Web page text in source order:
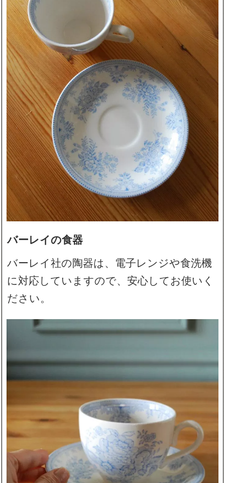
バーレイの食器
バーレイ社の陶器は、電子レンジや食洗機
に対応していますので、安心してお使いく
ださい。